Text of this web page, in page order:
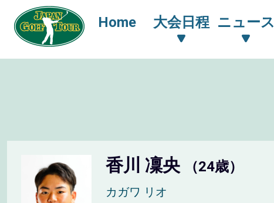
Home 大会日程 ニュース
香川 凜央 （24歳）
カガワ リオ